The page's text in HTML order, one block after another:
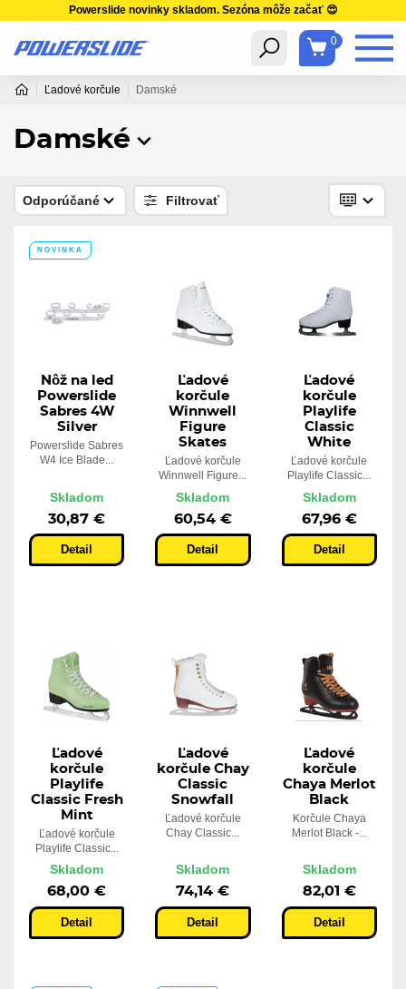
Powerslide novinky skladom. Sezóna môže začať 😍
0
Ľadové korčule Damské
Damské
Odporúčané Filtrovať
NOVINKA
Nôž na led
Powerslide
Sabres 4W
Silver
Powerslide Sabres
W4 Ice Blade...
Skladom
30,87 €
Detail
Ľadové
korčule
Winnwell
Figure
Skates
Ľadové korčule
Winnwell Figure...
Skladom
60,54 €
Detail
Ľadové
korčule
Playlife
Classic
White
Ľadové korčule
Playlife Classic...
Skladom
67,96 €
Detail
Ľadové
korčule
Playlife
Classic Fresh
Mint
Ľadové korčule
Playlife Classic...
Skladom
68,00 €
Detail
Ľadové
korčule Chay
Classic
Snowfall
Ľadové korčule
Chay Classic...
Skladom
74,14 €
Detail
Ľadové
korčule
Chaya Merlot
Black
Korčule Chaya
Merlot Black -...
Skladom
82,01 €
Detail